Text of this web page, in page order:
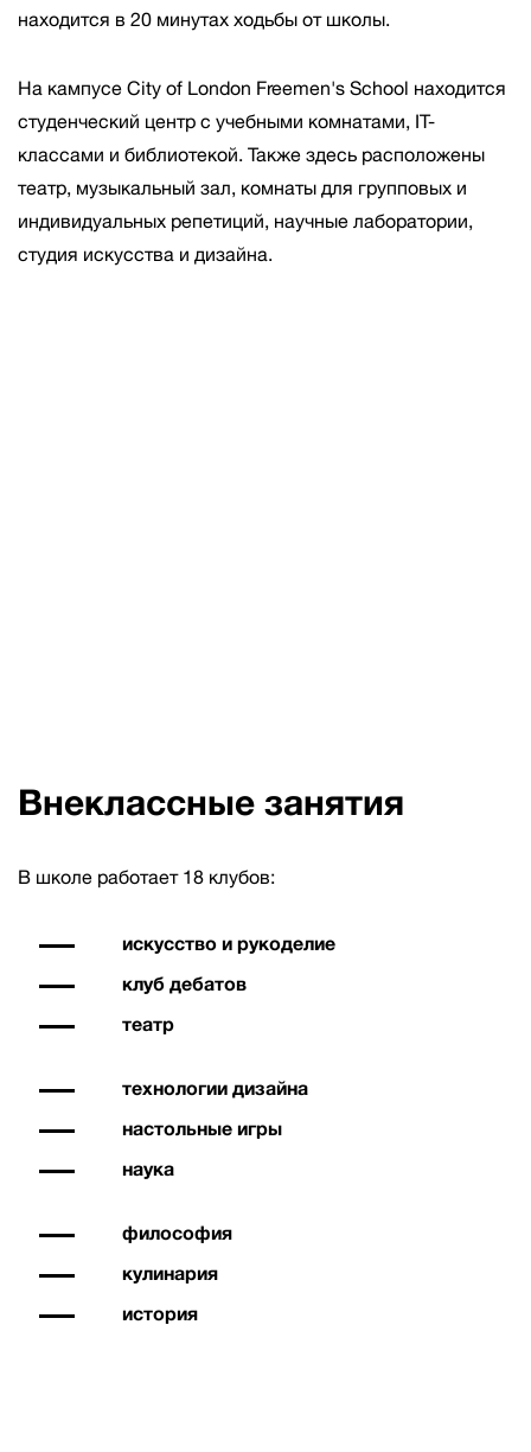
находится в 20 минутах ходьбы от школы.
На кампусе City of London Freemen's School находится
студенческий центр с учебными комнатами, IT-
классами и библиотекой. Также здесь расположены
театр, музыкальный зал, комнаты для групповых и
индивидуальных репетиций, научные лаборатории,
студия искусства и дизайна.
Внеклассные занятия
В школе работает 18 клубов:
искусство и рукоделие
клуб дебатов
театр
технологии дизайна
настольные игры
наука
философия
кулинария
история